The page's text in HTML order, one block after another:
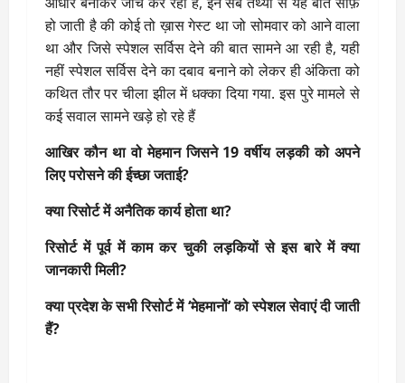
हो जाती है की कोई तो ख़ास गेस्ट था जो सोमवार को आने वाला
था और जिसे स्पेशल सर्विस देने की बात सामने आ रही है, यही
नहीं स्पेशल सर्विस देने का दबाव बनाने को लेकर ही अंकिता को
कथित तौर पर चीला झील में धक्का दिया गया. इस पुरे मामले से
कई सवाल सामने खड़े हो रहे हैं
आखिर कौन था वो मेहमान जिसने 19 वर्षीय लड़की को अपने
लिए परोसने की ईच्छा जताई?
क्या रिसोर्ट में अनैतिक कार्य होता था?
रिसोर्ट में पूर्व में काम कर चुकी लड़कियों से इस बारे में क्या
जानकारी मिली?
क्या प्रदेश के सभी रिसोर्ट में ‘मेहमानों’ को स्पेशल सेवाएं दी जाती
हैं?